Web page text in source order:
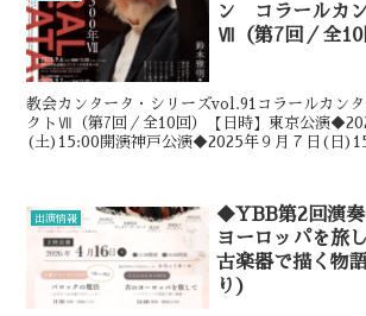
ン コラールカ
Ⅶ（第7回／全10
教会カンタータ・シリーズvol.91コラールカン
クトⅦ（第7回／全10回）【日時】東京公演
(土)15:00開演神戸公演◆2025年９月７日(日
出演情報
◆YBB第2回演奏
ヨーロッパを旅
古楽器で描く物
り)